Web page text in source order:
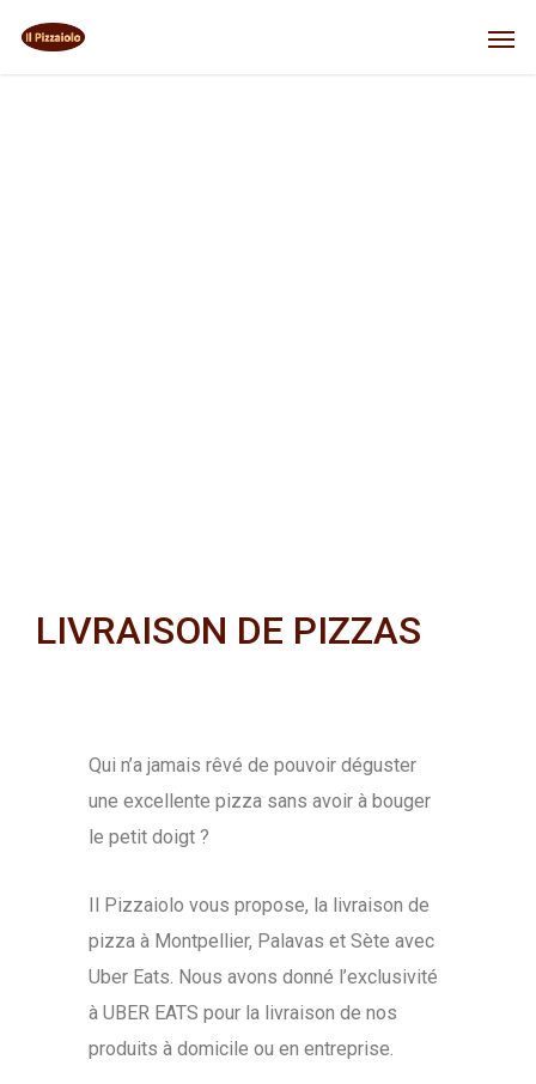
LIVRAISON DE PIZZAS
Qui n’a jamais rêvé de pouvoir déguster
une excellente pizza sans avoir à bouger
le petit doigt ?
Il Pizzaiolo vous propose, la livraison de
pizza à Montpellier, Palavas et Sète avec
Uber Eats. Nous avons donné l’exclusivité
à UBER EATS pour la livraison de nos
produits à domicile ou en entreprise.